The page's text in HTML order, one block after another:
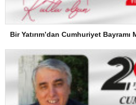
Bir Yatırım’dan Cumhuriyet Bayramı